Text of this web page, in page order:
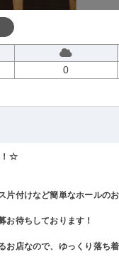
0
！☆
片付けなど簡単なホールの
お待ちしております！
お店なので、ゆっくり落ち